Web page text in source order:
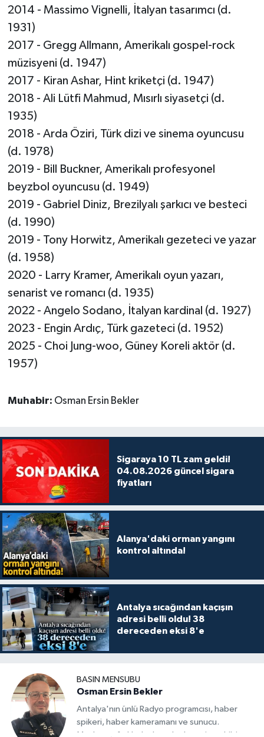
2014 - Massimo Vignelli, İtalyan tasarımcı (d.
1931)
2017 - Gregg Allmann, Amerikalı gospel-rock
müzisyeni (d. 1947)
2017 - Kiran Ashar, Hint kriketçi (d. 1947)
2018 - Ali Lütfi Mahmud, Mısırlı siyasetçi (d.
1935)
2018 - Arda Öziri, Türk dizi ve sinema oyuncusu
(d. 1978)
2019 - Bill Buckner, Amerikalı profesyonel
beyzbol oyuncusu (d. 1949)
2019 - Gabriel Diniz, Brezilyalı şarkıcı ve besteci
(d. 1990)
2019 - Tony Horwitz, Amerikalı gezeteci ve yazar
(d. 1958)
2020 - Larry Kramer, Amerikalı oyun yazarı,
senarist ve romancı (d. 1935)
2022 - Angelo Sodano, İtalyan kardinal (d. 1927)
2023 - Engin Ardıç, Türk gazeteci (d. 1952)
2025 - Choi Jung-woo, Güney Koreli aktör (d.
1957)
Muhabir: Osman Ersin Bekler
Sigaraya 10 TL zam geldi!
04.08.2026 güncel sigara
fiyatları
Alanya'daki orman yangını
kontrol altında!
Antalya sıcağından kaçışın
adresi belli oldu! 38
dereceden eksi 8'e
BASIN MENSUBU
Osman Ersin Bekler
Antalya'nın ünlü Radyo programcısı, haber
spikeri, haber kameramanı ve sunucu.
Medyanın farklı alanlarında deneyim sahibi,